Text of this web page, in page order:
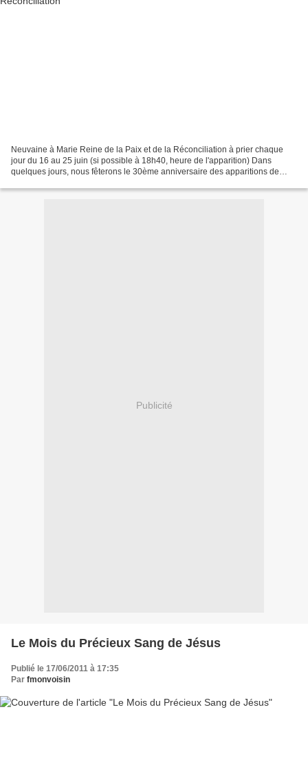
Neuvaine à Marie Reine de la Paix et de la Réconciliation à prier chaque
jour du 16 au 25 juin (si possible à 18h40, heure de l'apparition) Dans
quelques jours, nous fêterons le 30ème anniversaire des apparitions de
Publicité
Le Mois du Précieux Sang de Jésus
Publié le 17/06/2011 à 17:35
Par fmonvoisin